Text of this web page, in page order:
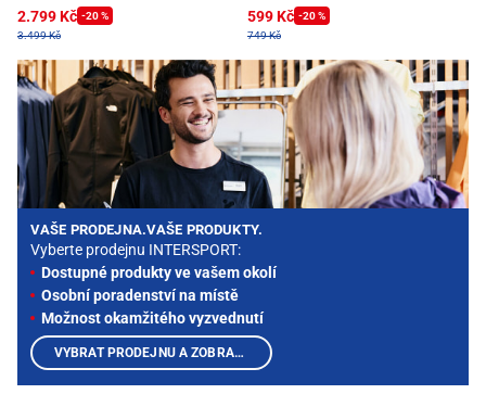
2.799 Kč -20 %
3.499 Kč
599 Kč -20 %
749 Kč
VAŠE PRODEJNA.VAŠE PRODUKTY.
Vyberte prodejnu INTERSPORT:
Dostupné produkty ve vašem okolí
Osobní poradenství na místě
Možnost okamžitého vyzvednutí
VYBRAT PRODEJNU A ZOBRAZIT PRODUKTY